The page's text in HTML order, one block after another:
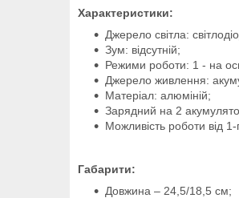
Характеристики:
Джерело світла:
Зум: відсутній;
Режими роботи: 1 - на
Джерело живлення:
Матеріал: алюміній;
Зарядний на 2
Можливість роботи від
Габарити:
Довжина – 24,5/18,5 см;